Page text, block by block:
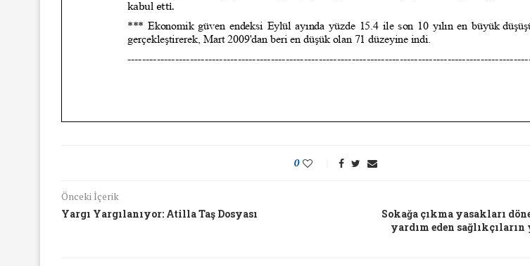
0
Önceki İçerik
Yargı Yargılanıyor: Atilla Taş Dosyası
Sokağa çıkma yasakları
yardım eden